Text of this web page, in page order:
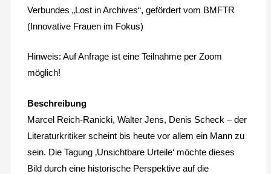
Verbundes „Lost in Archives“, gefördert vom BMFTR
(Innovative Frauen im Fokus)
Hinweis: Auf Anfrage ist eine Teilnahme per Zoom
möglich!
Beschreibung
Marcel Reich-Ranicki, Walter Jens, Denis Scheck – der
Literaturkritiker scheint bis heute vor allem ein Mann zu
sein. Die Tagung ‚Unsichtbare Urteile‘ möchte dieses
Bild durch eine historische Perspektive auf die